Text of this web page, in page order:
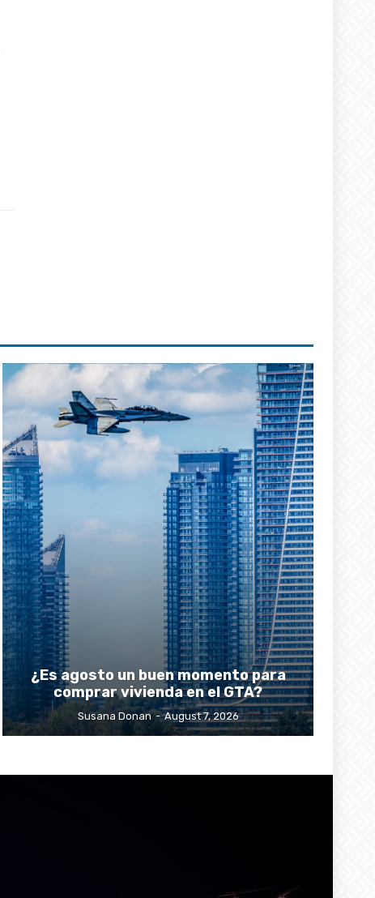
¿Es agosto un buen momento para
comprar vivienda en el GTA?
Susana Donan - August 7, 2026